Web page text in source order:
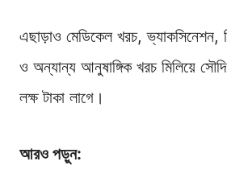
এছাড়াও মেডিকেল খরচ, ভ্যাকসিনেশন,
ও অন্যান্য আনুষাঙ্গিক খরচ মিলিয়ে
লক্ষ টাকা লাগে।
আরও পড়ুন: